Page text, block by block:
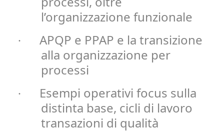
l’organizzazione funzionale
·
APQP e PPAP e la transizione
alla organizzazione per
processi
·
Esempi operativi focus sulla
distinta base, cicli di lavoro
transazioni di qualità